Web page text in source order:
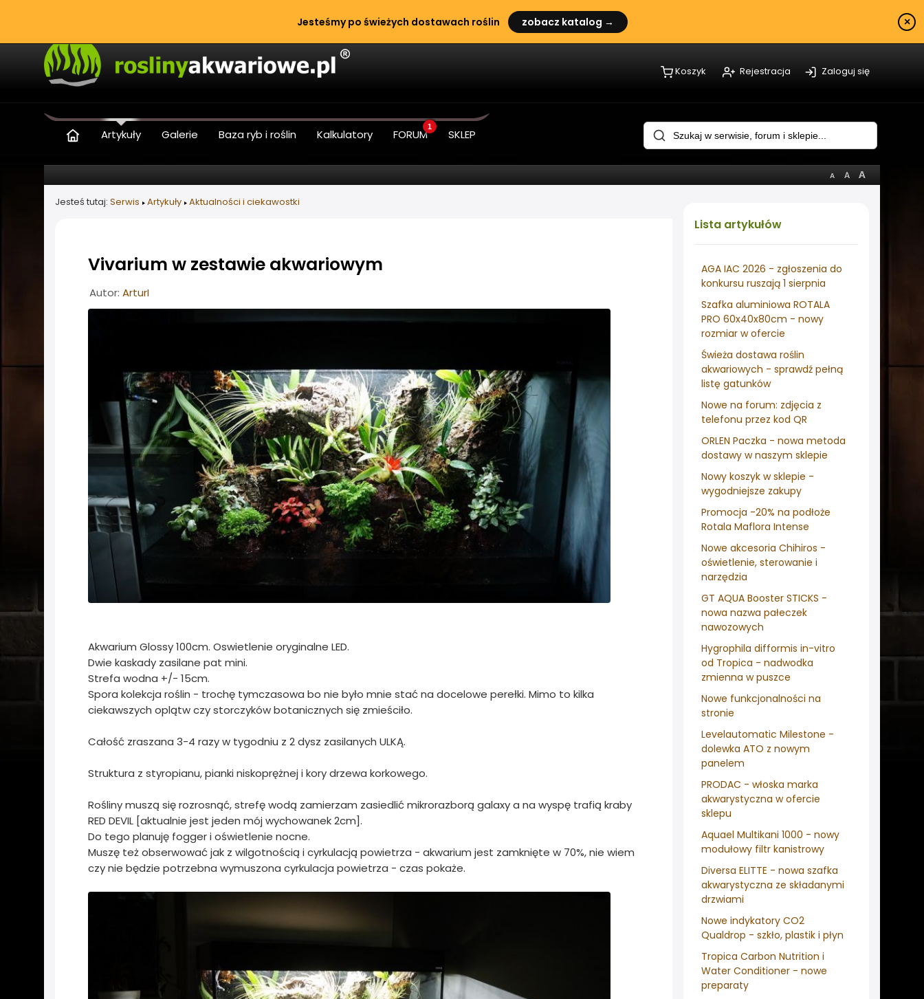
Jesteśmy po świeżych dostawach roślin zobacz katalog → ×
Koszyk Rejestracja Zaloguj się
Artykuły Galerie Baza ryb i roślin Kalkulatory FORUM
1
SKLEP
Lista artykułów
AGA IAC 2026 - zgłoszenia do
konkursu ruszają 1 sierpnia
Szafka aluminiowa ROTALA
PRO 60x40x80cm - nowy
rozmiar w ofercie
Świeża dostawa roślin
akwariowych - sprawdź pełną
listę gatunków
Nowe na forum: zdjęcia z
telefonu przez kod QR
ORLEN Paczka - nowa metoda
dostawy w naszym sklepie
Nowy koszyk w sklepie -
wygodniejsze zakupy
Promocja -20% na podłoże
Rotala Maflora Intense
Nowe akcesoria Chihiros -
oświetlenie, sterowanie i
narzędzia
GT AQUA Booster STICKS -
nowa nazwa pałeczek
nawozowych
Hygrophila difformis in-vitro
od Tropica - nadwodka
zmienna w puszce
Nowe funkcjonalności na
stronie
Levelautomatic Milestone -
dolewka ATO z nowym
panelem
PRODAC - włoska marka
akwarystyczna w ofercie
sklepu
Aquael Multikani 1000 - nowy
modułowy filtr kanistrowy
Diversa ELITTE - nowa szafka
akwarystyczna ze składanymi
drzwiami
Nowe indykatory CO2
Qualdrop - szkło, plastik i płyn
Tropica Carbon Nutrition i
Water Conditioner - nowe
preparaty
Jesteś tutaj: Serwis Artykuły Aktualności i ciekawostki
Vivarium w zestawie akwariowym
Informacje o artykule
Autor: ArturI
Akwarium Glossy 100cm. Oswietlenie oryginalne LED.
Dwie kaskady zasilane pat mini.
Strefa wodna +/- 15cm.
Spora kolekcja roślin - trochę tymczasowa bo nie było mnie stać na docelowe perełki. Mimo to kilka
ciekawszych oplątw czy storczyków botanicznych się zmieściło.
Całość zraszana 3-4 razy w tygodniu z 2 dysz zasilanych ULKĄ.
Struktura z styropianu, pianki niskoprężnej i kory drzewa korkowego.
Rośliny muszą się rozrosnąć, strefę wodą zamierzam zasiedlić mikrorazborą galaxy a na wyspę trafią kraby
RED DEVIL [aktualnie jest jeden mój wychowanek 2cm].
Do tego planuję fogger i oświetlenie nocne.
Muszę też obserwować jak z wilgotnością i cyrkulacją powietrza - akwarium jest zamknięte w 70%, nie wiem
czy nie będzie potrzebna wymuszona cyrkulacja powietrza - czas pokaże.